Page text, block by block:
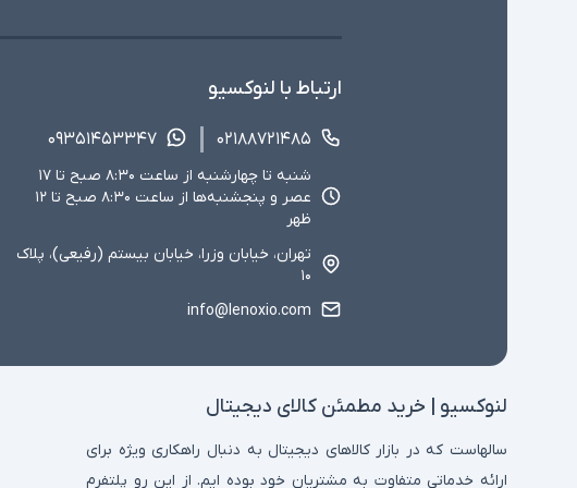
ارتباط با لنوکسیو
۰۲۱۸۸۷۲۱۴۸۵ ۰۹۳۵۱۴۵۳۳۴۷
شنبه تا چهارشنبه از ساعت ۸:۳۰ صبح تا ۱۷
عصر و پنجشنبه‌ها از ساعت ۸:۳۰ صبح تا ۱۲
ظهر
تهران، خیابان وزرا، خیابان بیستم (رفیعی)، پلاک
۱۰
info@lenoxio.com
لنوکسیو | خرید مطمئن کالای دیجیتال
سالهاست که در بازار کالاهای دیجیتال به دنبال راهکاری ویژه برای
ارائه خدماتی متفاوت به مشتریان خود بوده ایم. از این رو پلتفرم